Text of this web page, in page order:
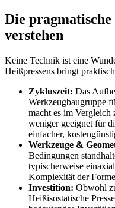
Die
verstehen
Keine Technik ist eine
Heißpressens bringt
Zykluszeit: Das
Werkzeugbaugruppe
macht es im Vergleich
weniger geeignet für
einfacher,
Werkzeuge &
Bedingungen
typischerweise
Komplexität der
Investition: Obwohl
Heißisostatische